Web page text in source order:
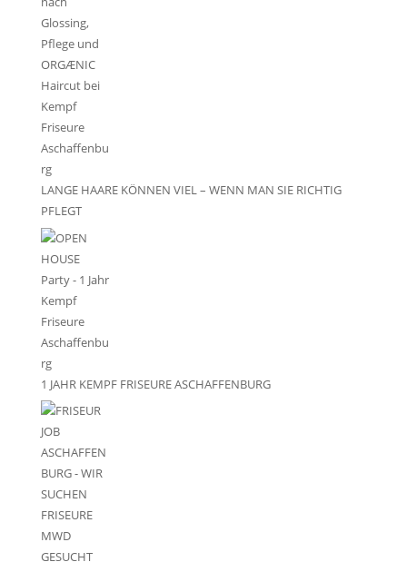
LANGE HAARE KÖNNEN VIEL – WENN MAN SIE RICHTIG
PFLEGT
1 JAHR KEMPF FRISEURE ASCHAFFENBURG